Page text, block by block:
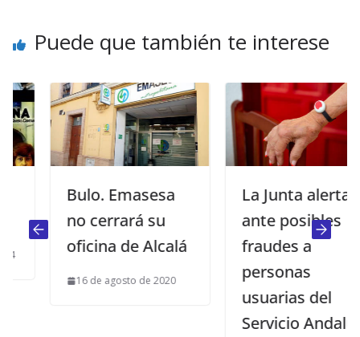
Puede que también te interese
Bulo. Emasesa
no cerrará su
oficina de Alcalá
16 de agosto de 2020
La Junta alerta
ante posibles
fraudes a
personas
usuarias del
Servicio Andaluz